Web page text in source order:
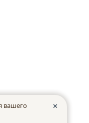
вашего
✕